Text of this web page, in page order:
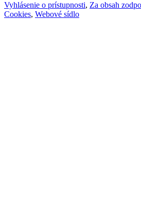
Vyhlásenie o prístupnosti, Za obsah
Cookies, Webové sídlo